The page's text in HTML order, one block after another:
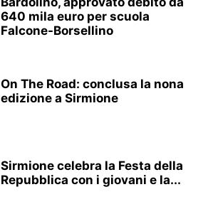
640 mila euro per scuola
Falcone-Borsellino
On The Road: conclusa la nona
edizione a Sirmione
Sirmione celebra la Festa della
Repubblica con i giovani e la...